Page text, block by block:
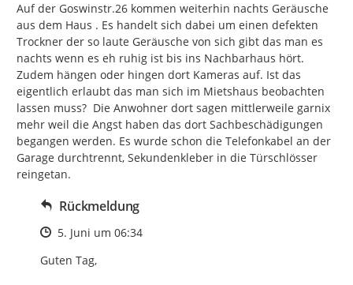
Auf der Goswinstr.26 kommen weiterhin nachts Geräusche
aus dem Haus . Es handelt sich dabei um einen defekten
Trockner der so laute Geräusche von sich gibt das man es
nachts wenn es eh ruhig ist bis ins Nachbarhaus hört.
Zudem hängen oder hingen dort Kameras auf. Ist das
eigentlich erlaubt das man sich im Mietshaus beobachten
lassen muss?  Die Anwohner dort sagen mittlerweile garnix
mehr weil die Angst haben das dort Sachbeschädigungen
begangen werden. Es wurde schon die Telefonkabel an der
Garage durchtrennt, Sekundenkleber in die Türschlösser
reingetan.
Rückmeldung
Zeitpunkt des Erstellens
5. Juni um 06:34
Guten Tag,